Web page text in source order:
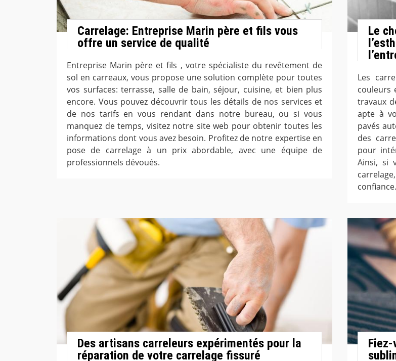
Carrelage: Entreprise Marin père et fils vous
offre un service de qualité
Entreprise Marin père et fils , votre spécialiste du revêtement de
sol en carreaux, vous propose une solution complète pour toutes
vos surfaces: terrasse, salle de bain, séjour, cuisine, et bien plus
encore. Vous pouvez découvrir tous les détails de nos services et
de nos tarifs en vous rendant dans notre bureau, ou si vous
manquez de temps, visitez notre site web pour obtenir toutes les
informations dont vous avez besoin. Profitez de notre expertise en
pose de carrelage à un prix abordable, avec une équipe de
professionnels dévoués.
Le
Les
couleurs
travaux
apte à
pavés
des
pour
Ainsi, si
confiance.
Des artisans carreleurs expérimentés pour la
réparation de votre carrelage fissuré